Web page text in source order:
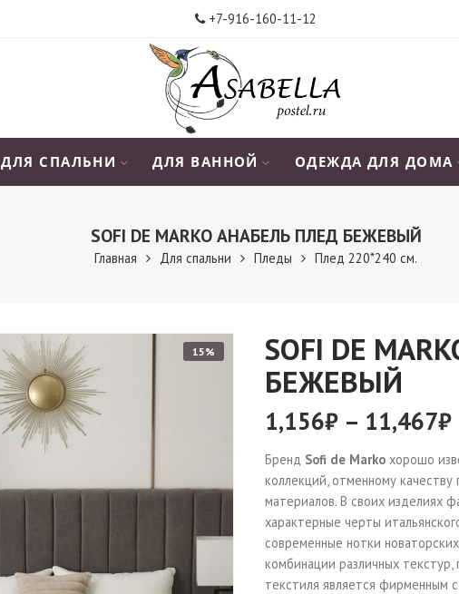
+7-916-160-11-12
ДЛЯ СПАЛЬНИ ДЛЯ ВАННОЙ ОДЕЖДА ДЛЯ ДОМА
SOFI DE MARKO АНАБЕЛЬ ПЛЕД БЕЖЕВЫЙ
Главная Для спальни Пледы Плед 220*240 см.
15%
SOFI DE
БЕЖЕВЫЙ
1,156₽ – 11,467₽
Бренд Sofi de Marko хорошо
коллекций, отменному
материалов. В своих изделиях
характерные черты
современные нотки
комбинации различных текстур,
текстиля является фирменным